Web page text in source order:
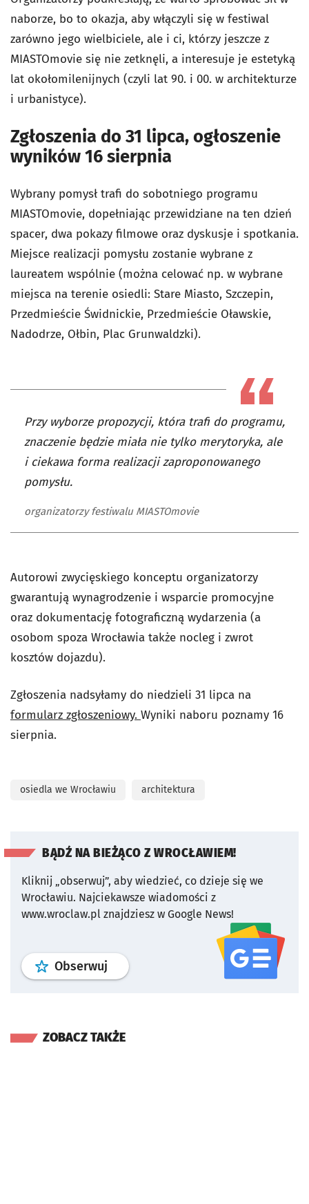
naborze, bo to okazja, aby włączyli się w festiwal
zarówno jego wielbiciele, ale i ci, którzy jeszcze z
MIASTOmovie się nie zetknęli, a interesuje je estetyką
lat okołomilenijnych (czyli lat 90. i 00. w architekturze
i urbanistyce).
Zgłoszenia do 31 lipca, ogłoszenie
wyników 16 sierpnia
Wybrany pomysł trafi do sobotniego programu
MIASTOmovie, dopełniając przewidziane na ten dzień
spacer, dwa pokazy filmowe oraz dyskusje i spotkania.
Miejsce realizacji pomysłu zostanie wybrane z
laureatem wspólnie (można celować np. w wybrane
miejsca na terenie osiedli: Stare Miasto, Szczepin,
Przedmieście Świdnickie, Przedmieście Oławskie,
Nadodrze, Ołbin, Plac Grunwaldzki).
Przy wyborze propozycji, która trafi do programu,
znaczenie będzie miała nie tylko merytoryka, ale
i ciekawa forma realizacji zaproponowanego
pomysłu.
organizatorzy festiwalu MIASTOmovie
Autorowi zwycięskiego konceptu organizatorzy
gwarantują wynagrodzenie i wsparcie promocyjne
oraz dokumentację fotograficzną wydarzenia (a
osobom spoza Wrocławia także nocleg i zwrot
kosztów dojazdu).
Zgłoszenia nadsyłamy do niedzieli 31 lipca na
formularz zgłoszeniowy. Wyniki naboru poznamy 16
sierpnia.
osiedla we Wrocławiu architektura
BĄDŹ NA BIEŻĄCO Z WROCŁAWIEM!
Kliknij „obserwuj”, aby wiedzieć, co dzieje się we
Wrocławiu. Najciekawsze wiadomości z
www.wroclaw.pl znajdziesz w Google News!
Obserwuj profil serwisu
ZOBACZ TAKŻE